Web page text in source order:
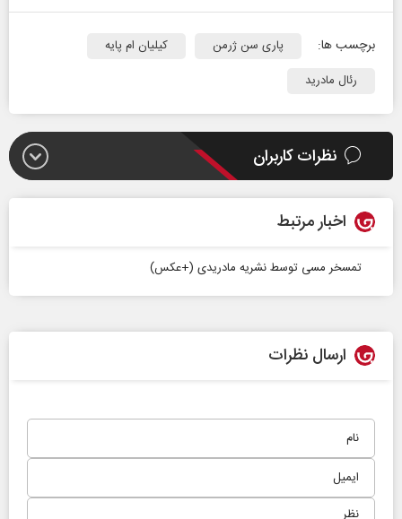
برچسب ها: پاری سن ژرمن
کیلیان ام پایه
رئال مادرید
نظرات کاربران
اخبار مرتبط
تمسخر مسی توسط نشریه مادریدی (+عکس)
ارسال نظرات